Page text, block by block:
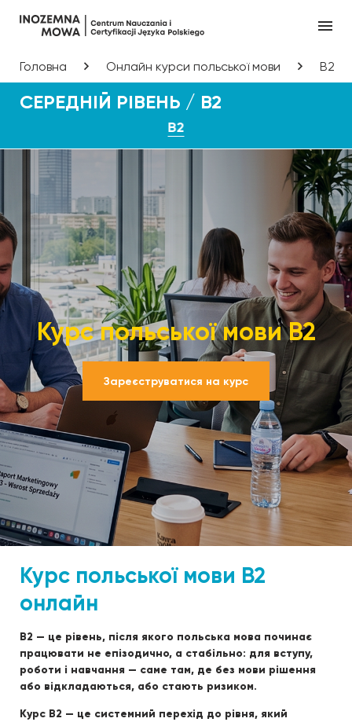
Головна Онлайн курси польської мови B2
СЕРЕДНІЙ РІВЕНЬ / B2
B2
Курс польської мови B2
Зареєструватися на курс
Курс польської мови B2
онлайн
B2 — це рівень, після якого польська мова починає
працювати не епізодично, а стабільно: для вступу,
роботи і навчання — саме там, де без мови рішення
або відкладаються, або стають ризиком.
Курс B2 — це системний перехід до рівня, який